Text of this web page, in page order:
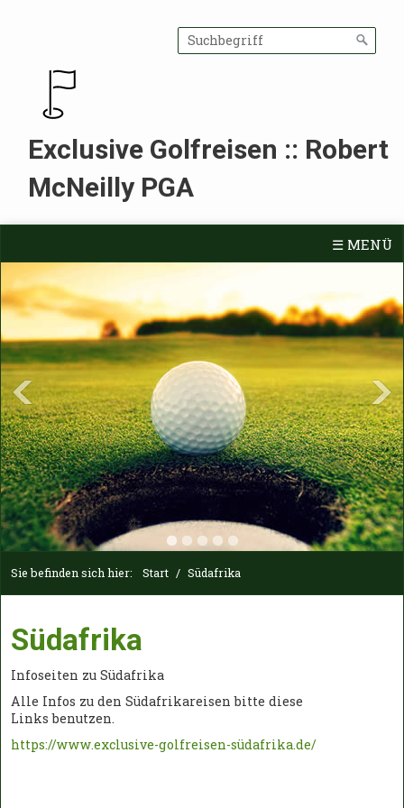
Exclusive Golfreisen :: Robert
McNeilly PGA
☰ MENÜ
Sie befinden sich hier: Start / Südafrika
Südafrika
Infoseiten zu Südafrika
Alle Infos zu den Südafrikareisen bitte diese
Links benutzen.
https://www.exclusive-golfreisen-südafrika.de/